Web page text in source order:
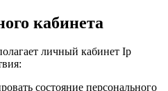
кабинета
личный кабинет Ip
состояние персонального